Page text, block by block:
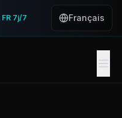
7j/7 Français